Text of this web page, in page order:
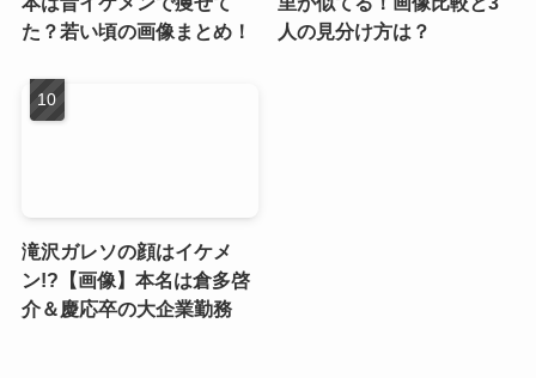
た？若い頃の画像まとめ！
人の見分け方は？
滝沢ガレソの顔はイケメ
ン!?【画像】本名は倉多啓
介＆慶応卒の大企業勤務